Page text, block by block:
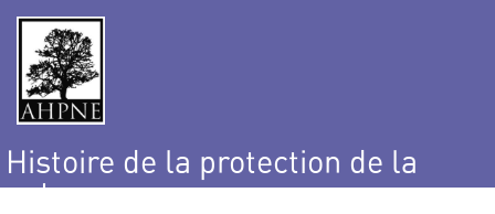
Histoire de la protection de la
nature